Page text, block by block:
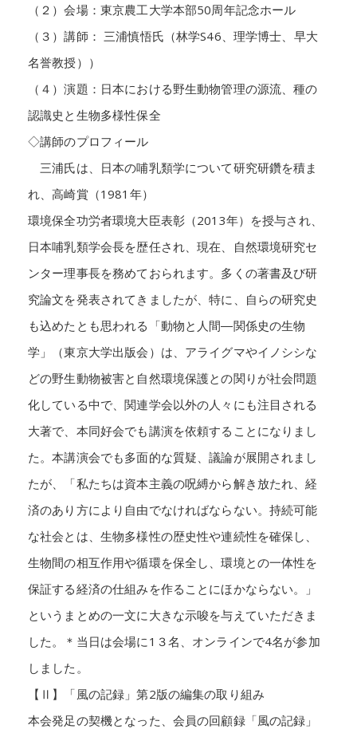
（２）会場：東京農工大学本部50周年記念ホール
（３）講師： 三浦慎悟氏（林学S46、理学博士、早大
名誉教授））
（４）演題：日本における野生動物管理の源流、種の
認識史と生物多様性保全
◇講師のプロフィール
三浦氏は、日本の哺乳類学について研究研鑽を積ま
れ、高崎賞（1981年）
環境保全功労者環境大臣表彰（2013年）を授与され、
日本哺乳類学会長を歴任され、現在、自然環境研究セ
ンター理事長を務めておられます。多くの著書及び研
究論文を発表されてきましたが、特に、自らの研究史
も込めたとも思われる「動物と人間―関係史の生物
学」（東京大学出版会）は、アライグマやイノシシな
どの野生動物被害と自然環境保護との関りが社会問題
化している中で、関連学会以外の人々にも注目される
大著で、本同好会でも講演を依頼することになりまし
た。本講演会でも多面的な質疑、議論が展開されまし
たが、「私たちは資本主義の呪縛から解き放たれ、経
済のあり方により自由でなければならない。持続可能
な社会とは、生物多様性の歴史性や連続性を確保し、
生物間の相互作用や循環を保全し、環境との一体性を
保証する経済の仕組みを作ることにほかならない。」
というまとめの一文に大きな示唆を与えていただきま
した。＊当日は会場に1３名、オンラインで4名が参加
しました。
【Ⅱ】「風の記録」第2版の編集の取り組み
本会発足の契機となった、会員の回顧録「風の記録」